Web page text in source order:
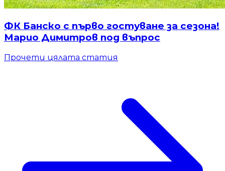
ФК Банско с първо гостуване за сезона!
Марио Димитров под въпрос
Прочети цялата статия